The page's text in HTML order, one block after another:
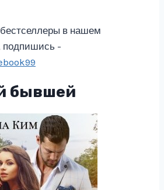
в нашем
подпишись -
бывшей